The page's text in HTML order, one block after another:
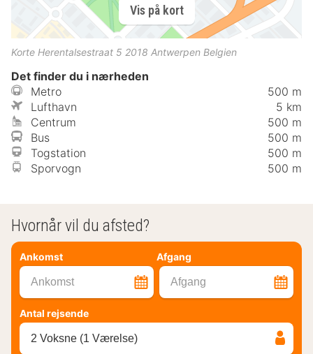
Vis på kort
Korte Herentalsestraat 5 2018 Antwerpen Belgien
Det finder du i nærheden
Metro
500 m
Lufthavn
5 km
Centrum
500 m
Bus
500 m
Togstation
500 m
Sporvogn
500 m
Hvornår vil du afsted?
Ankomst Afgang
Ankomst Afgang
Antal rejsende
2 Voksne (1 Værelse)